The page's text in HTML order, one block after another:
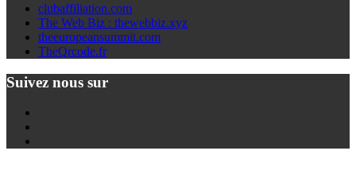
clubaffiliation.com
The Web Biz : thewebbiz.xyz
theeuropeansummit.com
TheQrcode.fr
Suivez nous sur